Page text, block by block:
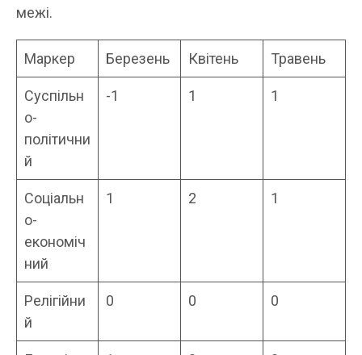
межі.
Маркер Березень Квітень Травень
Суспільн
о-
політични
й
-1 1 1
Соціальн
о-
економіч
ний
1 2 1
Релігійни
й
0 0 0